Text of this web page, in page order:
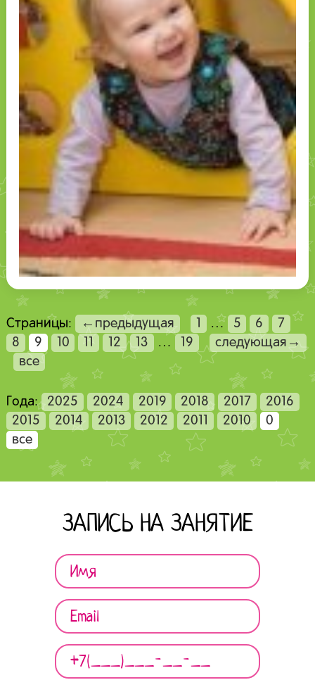
Страницы: ←предыдущая 1 … 5 6
7
8
9 10 11 12 13 … 19
следующая→
все
Года: 2025 2024 2019 2018 2017
2016
2015
2014 2013 2012 2011 2010
0
все
ЗАПИСЬ НА ЗАНЯТИЕ